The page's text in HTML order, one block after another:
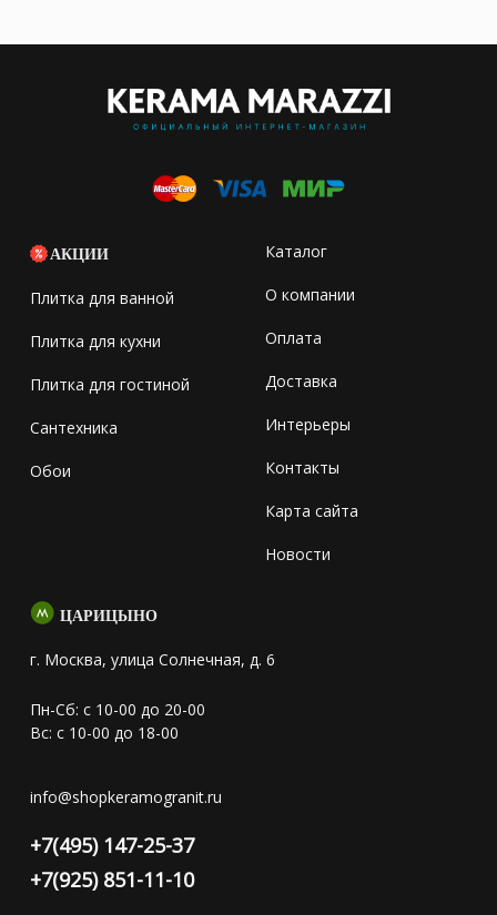
АКЦИИ
Плитка для ванной
Плитка для кухни
Плитка для гостиной
Сантехника
Обои
Каталог
О компании
Оплата
Доставка
Интерьеры
Контакты
Карта сайта
Новости
ЦАРИЦЫНО
г. Москва, улица Солнечная, д. 6
Пн-Сб: с 10-00 до 20-00
Вс: с 10-00 до 18-00
info@shopkeramogranit.ru
+7(495) 147-25-37
+7(925) 851-11-10